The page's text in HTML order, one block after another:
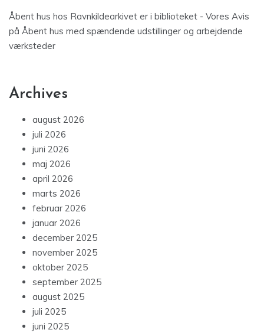
Åbent hus hos Ravnkildearkivet er i biblioteket - Vores Avis
på Åbent hus med spændende udstillinger og arbejdende
værksteder
Archives
august 2026
juli 2026
juni 2026
maj 2026
april 2026
marts 2026
februar 2026
januar 2026
december 2025
november 2025
oktober 2025
september 2025
august 2025
juli 2025
juni 2025